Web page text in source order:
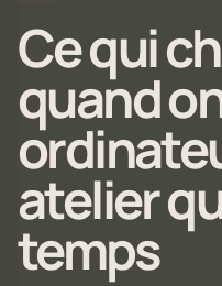
Ce qui
quand
atelier
temps